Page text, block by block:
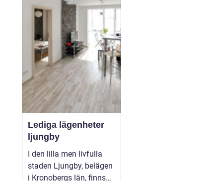
mot väder och vind och
höja värdet på hela
fastigheten. Samtidigt
innebär fel v...
Lediga lägenheter
ljungby
I den lilla men livfulla
staden Ljungby, belägen
i Kronobergs län, finns